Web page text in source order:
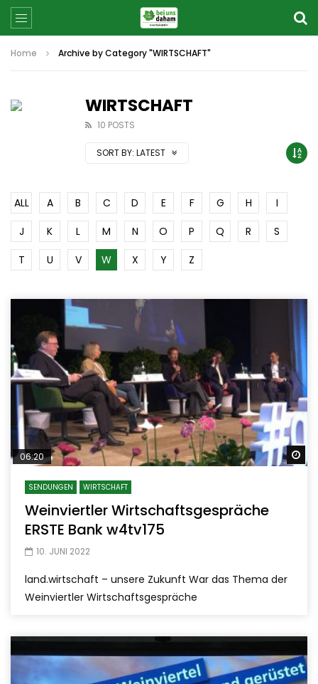
Home Archive by Category "WIRTSCHAFT"
WIRTSCHAFT
10 POSTS
SORT BY: LATEST
ALL A B C D E F G H
I
J
K L M N O P Q R
S
T
U V W X Y Z
06:20
SENDUNGEN WIRTSCHAFT
Weinviertler Wirtschaftsgespräche
ERSTE Bank w4tv175
10. JUNI 2022
land.wirtschaft – unsere Zukunft War das Thema der
Weinviertler Wirtschaftsgespräche